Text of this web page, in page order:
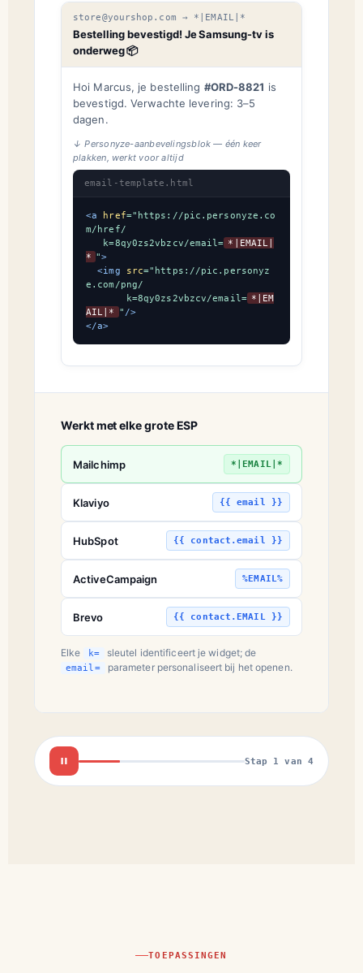
store@yourshop.com → *|EMAIL|*
Bestelling bevestigd! Je Samsung-tv is
onderweg 📦
Hoi Marcus, je bestelling #ORD-8821 is
bevestigd. Verwachte levering: 3–5
dagen.
↓ Personyze-aanbevelingsblok — één keer
plakken, werkt voor altijd
email-template.html
<a href="https://pic.personyze.co
m/href/
   k=8qy0zs2vbzcv/email=
*|EMAIL|
* ">
<img
src="https://pic.personyz
e.com/png/
       k=8qy0zs2vbzcv/email=
*|EM
AIL|*
" />
</a>
Werkt met elke grote ESP
Mailchimp *|EMAIL|*
Klaviyo {{ email }}
HubSpot {{ contact.email }}
ActiveCampaign %EMAIL%
Brevo {{ contact.EMAIL }}
Elke k= sleutel identificeert je widget; de
email= parameter personaliseert bij het openen.
Stap 1 van 4
TOEPASSINGEN